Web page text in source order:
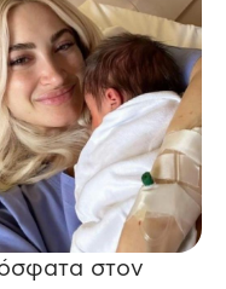
στον